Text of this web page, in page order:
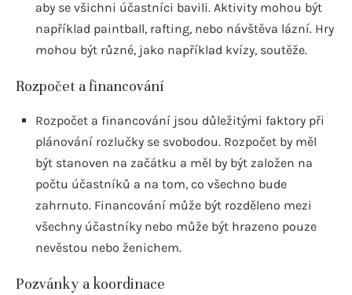
aby se všichni účastníci bavili. Aktivity mohou být
například paintball, rafting, nebo návštěva lázní. Hry
mohou být různé, jako například kvízy, soutěže.
Rozpočet a financování
Rozpočet a financování jsou důležitými faktory při
plánování rozlučky se svobodou. Rozpočet by měl
být stanoven na začátku a měl by být založen na
počtu účastníků a na tom, co všechno bude
zahrnuto. Financování může být rozděleno mezi
všechny účastníky nebo může být hrazeno pouze
nevěstou nebo ženichem.
Pozvánky a koordinace